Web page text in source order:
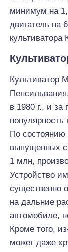
минимум на
двигатель на
культиватора
Культиватор
в 1980 г., и
По состоянию
выпущенных с
1 млн,
Устройство
существенно
на дальние
автомобиле,
Кроме того,
может даже